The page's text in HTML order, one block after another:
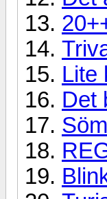
Lite
Det